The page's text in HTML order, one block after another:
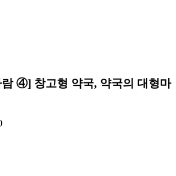
④] 창고형 약국, 약국의 대형마